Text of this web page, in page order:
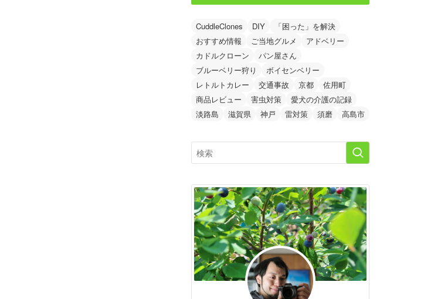
CuddleClones DIY
「困った」を解決
おすすめ情報
ご当地グルメ
アドベリー
カドルクローン
パン屋さん
ブルーベリー狩り
ボイセンベリー
レトルトカレー
交通事故 京都
佐用町
商品レビュー
害虫対策
愛犬の介護の記録
淡路島
滋賀県 神戸 雷対策 須磨 高島市